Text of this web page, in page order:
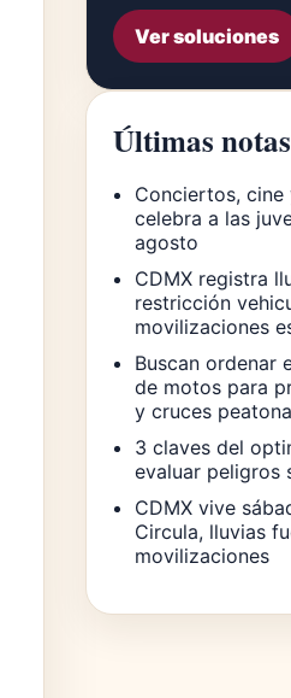
Ver soluciones
Últimas notas
Conciertos, cine
celebra a las
agosto
CDMX registra
restricción
movilizaciones
Buscan ordenar
de motos para
y cruces
3 claves del
evaluar peligros
CDMX vive
Circula, lluvias
movilizaciones